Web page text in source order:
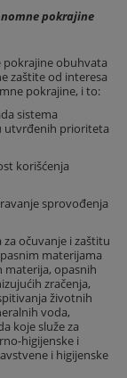
pokrajine
pokrajine obuhvata
zaštite od interesa
pokrajine, i to:
sistema
utvrđenih prioriteta
korišćenja
sprovođenja
očuvanje i zaštitu
materijama
materija, opasnih
zračenja,
životnih
voda,
koje služe za
higijenske i
i higijenske